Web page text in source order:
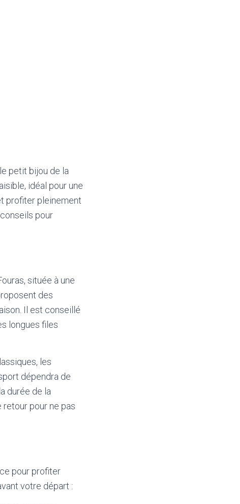
petit bijou de la
idéal pour une
profiter pleinement
pour
située à une
des
Il est conseillé
longues files
les
dépendra de
durée de la
retour pour ne pas
pour profiter
votre départ :